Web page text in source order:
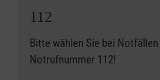
112
Bitte wählen Sie bei
Notrufnummer 112!